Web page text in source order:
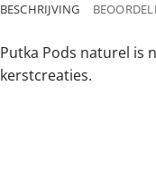
BESCHRIJVING
Putka Pods naturel is
kerstcreaties.